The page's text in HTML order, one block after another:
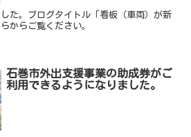
た。ブログタイトル「看板（車両）が新
からご覧ください。
石巻市外出支援事業の助成券がご
利用できるようになりました。